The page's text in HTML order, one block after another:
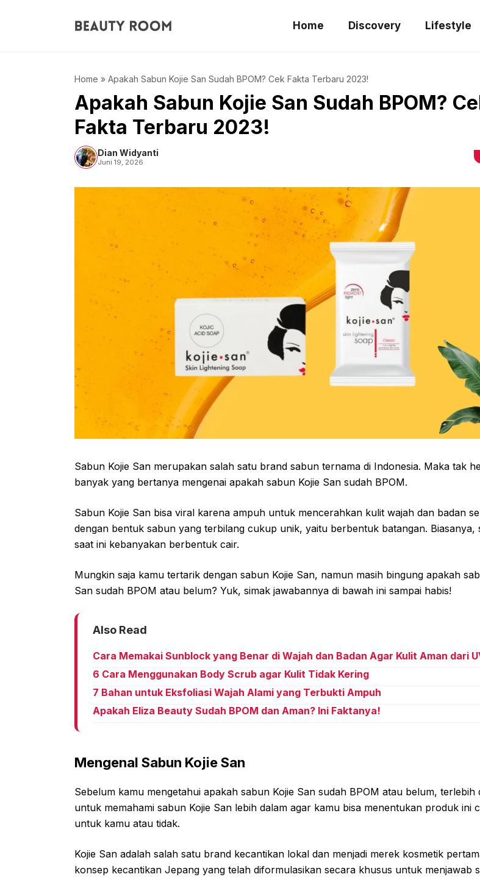
Home Discovery Lifestyle
Home » Apakah Sabun Kojie San Sudah BPOM? Cek Fakta Terbaru 2023!
Apakah Sabun Kojie San Sudah BPOM?
Fakta Terbaru 2023!
Dian Widyanti
Juni 19, 2026
Sabun Kojie San merupakan salah satu brand sabun ternama di Indonesia. Maka tak
banyak yang bertanya mengenai apakah sabun Kojie San sudah BPOM.
Sabun Kojie San bisa viral karena ampuh untuk mencerahkan kulit wajah dan badan
dengan bentuk sabun yang terbilang cukup unik, yaitu berbentuk batangan. Biasanya,
saat ini kebanyakan berbentuk cair.
Mungkin saja kamu tertarik dengan sabun Kojie San, namun masih bingung apakah
San sudah BPOM atau belum? Yuk, simak jawabannya di bawah ini sampai habis!
Also Read
Cara Memakai Sunblock yang Benar di Wajah dan Badan Agar Kulit Aman dari
6 Cara Menggunakan Body Scrub agar Kulit Tidak Kering
7 Bahan untuk Eksfoliasi Wajah Alami yang Terbukti Ampuh
Apakah Eliza Beauty Sudah BPOM dan Aman? Ini Faktanya!
Mengenal Sabun Kojie San
Sebelum kamu mengetahui apakah sabun Kojie San sudah BPOM atau belum, terlebih
untuk memahami sabun Kojie San lebih dalam agar kamu bisa menentukan produk ini
untuk kamu atau tidak.
Kojie San adalah salah satu brand kecantikan lokal dan menjadi merek kosmetik
konsep kecantikan Jepang yang telah diformulasikan secara khusus untuk menjawab